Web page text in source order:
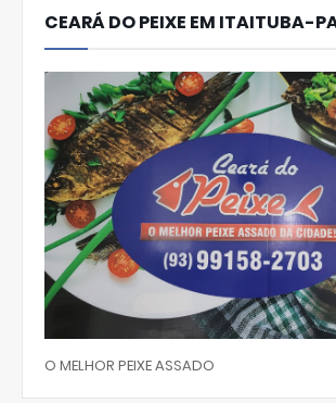
CEARÁ DO PEIXE EM ITAITUBA-
O MELHOR PEIXE ASSADO